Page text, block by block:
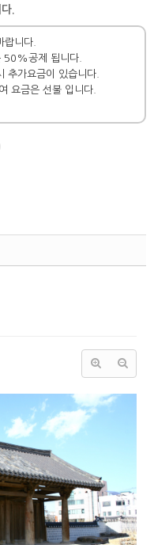
.
니다.
공제 됩니다.
추가요금이 있습니다.
요금은 선불 입니다.